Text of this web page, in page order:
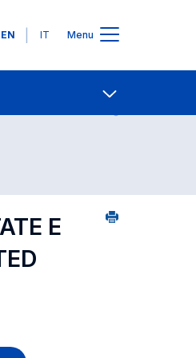
Languages
EN IT Menu
Contact Us
E